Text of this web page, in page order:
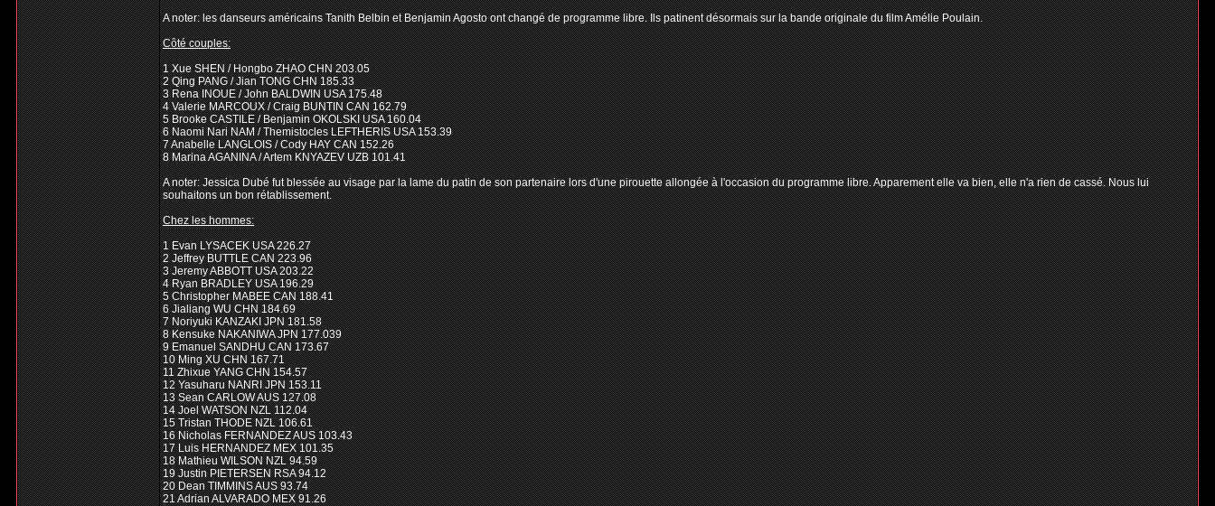
A noter: les danseurs américains Tanith Belbin et Benjamin Agosto ont changé de programme libre. Ils patinent désormais sur la bande originale du film Amélie Poulain.
Côté couples:
1 Xue SHEN / Hongbo ZHAO CHN 203.05
2 Qing PANG / Jian TONG CHN 185.33
3 Rena INOUE / John BALDWIN USA 175.48
4 Valerie MARCOUX / Craig BUNTIN CAN 162.79
5 Brooke CASTILE / Benjamin OKOLSKI USA 160.04
6 Naomi Nari NAM / Themistocles LEFTHERIS USA 153.39
7 Anabelle LANGLOIS / Cody HAY CAN 152.26
8 Marina AGANINA / Artem KNYAZEV UZB 101.41
A noter: Jessica Dubé fut blessée au visage par la lame du patin de son partenaire lors d'une pirouette allongée à l'occasion du programme libre. Apparement elle va bien, elle n'a rien de cassé. Nous lui
souhaitons un bon rétablissement.
Chez les hommes:
1 Evan LYSACEK USA 226.27
2 Jeffrey BUTTLE CAN 223.96
3 Jeremy ABBOTT USA 203.22
4 Ryan BRADLEY USA 196.29
5 Christopher MABEE CAN 188.41
6 Jialiang WU CHN 184.69
7 Noriyuki KANZAKI JPN 181.58
8 Kensuke NAKANIWA JPN 177.039
9 Emanuel SANDHU CAN 173.67
10 Ming XU CHN 167.71
11 Zhixue YANG CHN 154.57
12 Yasuharu NANRI JPN 153.11
13 Sean CARLOW AUS 127.08
14 Joel WATSON NZL 112.04
15 Tristan THODE NZL 106.61
16 Nicholas FERNANDEZ AUS 103.43
17 Luis HERNANDEZ MEX 101.35
18 Mathieu WILSON NZL 94.59
19 Justin PIETERSEN RSA 94.12
20 Dean TIMMINS AUS 93.74
21 Adrian ALVARADO MEX 91.26